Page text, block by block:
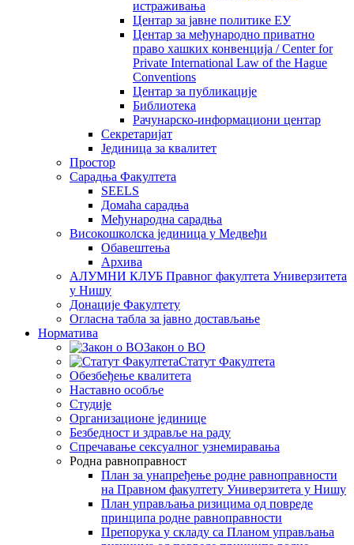
истраживања
Центар за јавне политике ЕУ
Центар за међународно приватно
право хашких конвенција / Center for
Private International Law of the Hague
Conventions
Центар за публикације
Библиотека
Рачунарско-информациони центар
Секретаријат
Јединица за квалитет
Простор
Сарадња Факултета
SEELS
Домаћа сарадња
Међународна сарадња
Високошколска јединица у Медвеђи
Обавештења
Архива
АЛУМНИ КЛУБ Правног факултета Универзитета
у Нишу
Донације Факултету
Огласна табла за јавно достављање
Норматива
Закон о ВО
Статут Факултета
Обезбеђење квалитета
Наставно особље
Студије
Организационе јединице
Безбедност и здравље на раду
Спречавање сексуалног узнемиравања
Родна равноправност
План за унапређење родне равноправности
на Правном факултету Универзитета у Нишу
План управљања ризицима од повреде
принципа родне равноправности
Препорука у складу са Планом управљања